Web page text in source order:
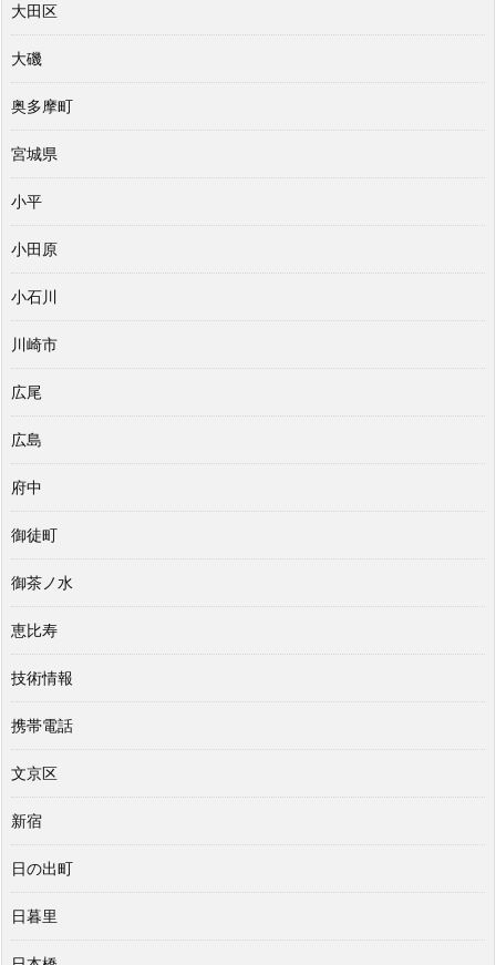
大田区
大磯
奥多摩町
宮城県
小平
小田原
小石川
川崎市
広尾
広島
府中
御徒町
御茶ノ水
恵比寿
技術情報
携帯電話
文京区
新宿
日の出町
日暮里